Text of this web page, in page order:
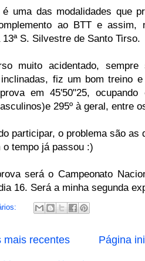
uma das modalidades que
ao BTT e assim,
S. Silvestre de Santo Tirso.
muito acidentado,
fiz um bom treino
em 45'50"25,
295º à geral, entre
participar, o problema são as
o tempo já passou :)
será o Campeonato
16. Será a minha segunda
mais recentes Página